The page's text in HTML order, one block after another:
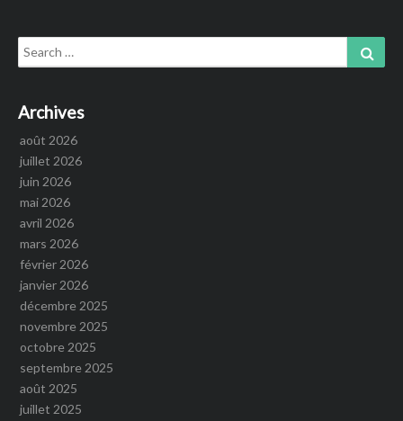
Search
for:
Archives
août 2026
juillet 2026
juin 2026
mai 2026
avril 2026
mars 2026
février 2026
janvier 2026
décembre 2025
novembre 2025
octobre 2025
septembre 2025
août 2025
juillet 2025